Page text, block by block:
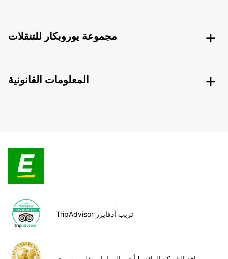
مجموعة يوروبكار للتنقلات
المعلومات القانونية
TripAdvisor تريب أدفايزر